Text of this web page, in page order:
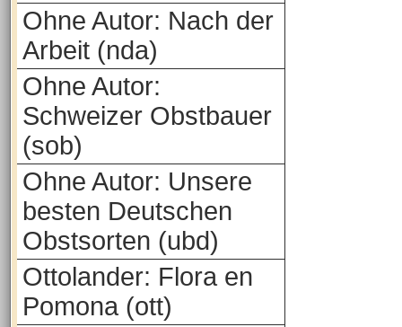
Ohne Autor: Nach der
Arbeit (nda)
Ohne Autor:
Schweizer Obstbauer
(sob)
Ohne Autor: Unsere
besten Deutschen
Obstsorten (ubd)
Ottolander: Flora en
Pomona (ott)